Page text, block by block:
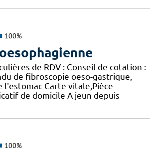
100%
de RDV : Conseil de cotation :
de fibroscopie oeso-gastrique,
l'estomac Carte vitale,Pièce
de domicile A jeun depuis
100%